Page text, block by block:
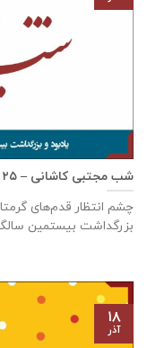
شب مجتبی کاشانی – ۲۵ آذرماه ۱۴۰۳
چشم انتظار قدم‌های
بزرگداشت بیستمین
۱۸
آذر